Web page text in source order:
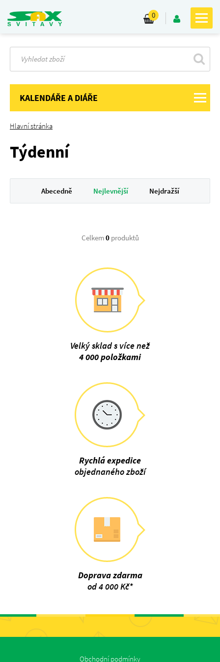
0
KALENDÁŘE A DIÁŘE
Hlavní stránka
Týdenní
Abecedně Nejlevnější Nejdražší
Celkem0produktů
Velký sklad s více než
4 000 položkami
Rychlá expedice
objednaného zboží
Doprava zdarma
od 4 000 Kč*
Obchodní podmínky